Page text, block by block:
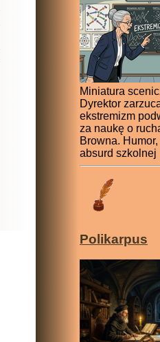
Miniatura
Dyrektor
ekstremizm
za naukę o
Browna.
absurd szkolnej
Polikarpus